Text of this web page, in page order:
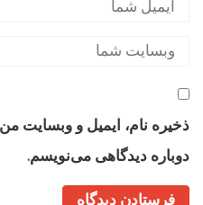
ذخیره نام، ایمیل و وبسایت
دوباره دیدگاهی می‌نویسم.